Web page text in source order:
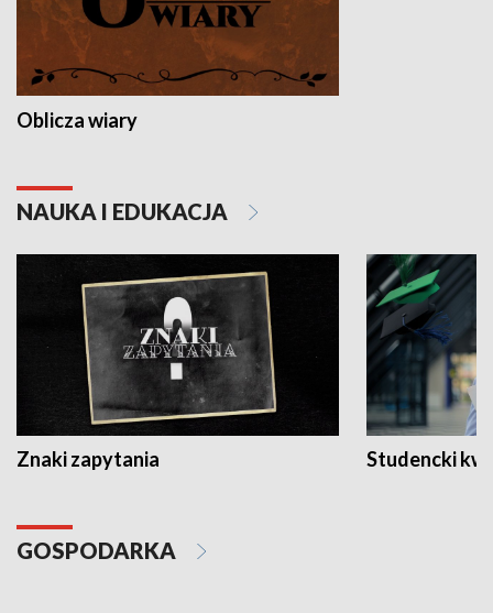
Oblicza wiary
NAUKA I EDUKACJA
Znaki zapytania Studencki
GOSPODARKA